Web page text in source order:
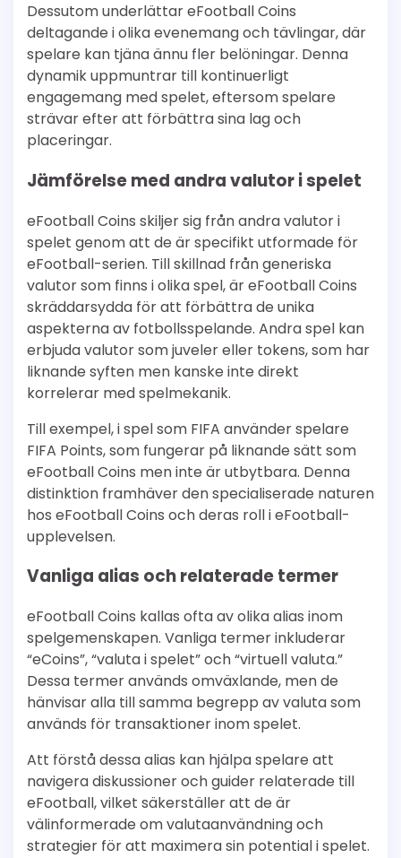
Dessutom underlättar eFootball Coins
deltagande i olika evenemang och tävlingar, där
spelare kan tjäna ännu fler belöningar. Denna
dynamik uppmuntrar till kontinuerligt
engagemang med spelet, eftersom spelare
strävar efter att förbättra sina lag och
placeringar.
Jämförelse med andra valutor i spelet
eFootball Coins skiljer sig från andra valutor i
spelet genom att de är specifikt utformade för
eFootball-serien. Till skillnad från generiska
valutor som finns i olika spel, är eFootball Coins
skräddarsydda för att förbättra de unika
aspekterna av fotbollsspelande. Andra spel kan
erbjuda valutor som juveler eller tokens, som har
liknande syften men kanske inte direkt
korrelerar med spelmekanik.
Till exempel, i spel som FIFA använder spelare
FIFA Points, som fungerar på liknande sätt som
eFootball Coins men inte är utbytbara. Denna
distinktion framhäver den specialiserade naturen
hos eFootball Coins och deras roll i eFootball-
upplevelsen.
Vanliga alias och relaterade termer
eFootball Coins kallas ofta av olika alias inom
spelgemenskapen. Vanliga termer inkluderar
“eCoins”, “valuta i spelet” och “virtuell valuta.”
Dessa termer används omväxlande, men de
hänvisar alla till samma begrepp av valuta som
används för transaktioner inom spelet.
Att förstå dessa alias kan hjälpa spelare att
navigera diskussioner och guider relaterade till
eFootball, vilket säkerställer att de är
välinformerade om valutaanvändning och
strategier för att maximera sin potential i spelet.